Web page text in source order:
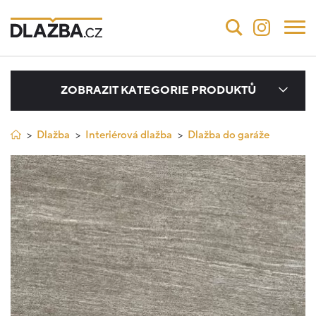
ZOBRAZIT KATEGORIE PRODUKTŮ
Dlažba Interiérová dlažba Dlažba do garáže